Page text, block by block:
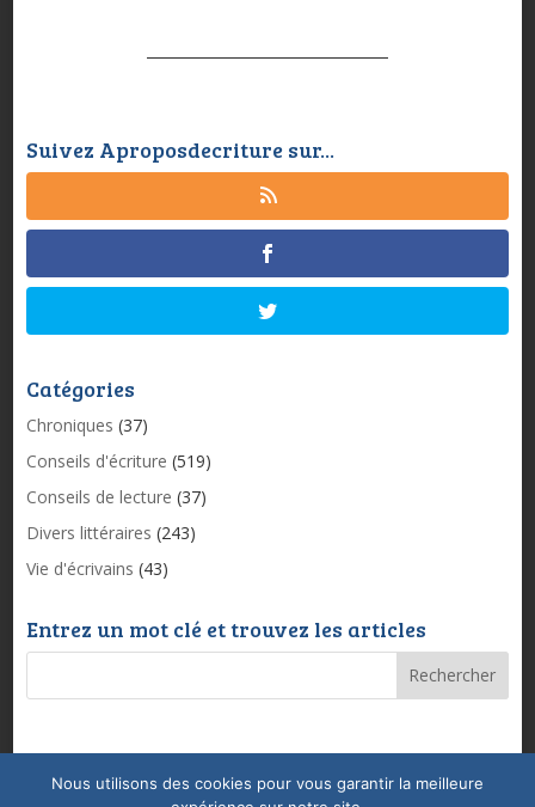
Suivez Aproposdecriture sur...
Catégories
Chroniques (37)
Conseils d'écriture (519)
Conseils de lecture (37)
Divers littéraires (243)
Vie d'écrivains (43)
Entrez un mot clé et trouvez les articles
Mentions légales & Politique de confidentialité
Nous utilisons des cookies pour vous garantir la meilleure